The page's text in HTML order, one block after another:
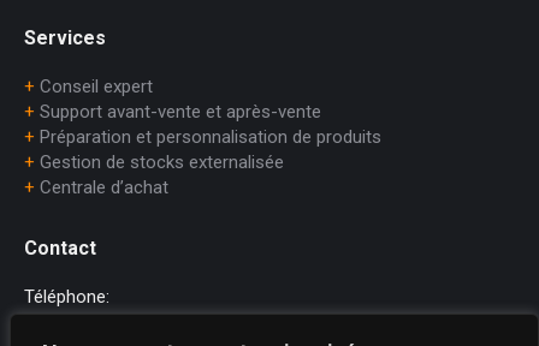
Services
+ Conseil expert
+ Support avant-vente et après-vente
+ Préparation et personnalisation de produits
+ Gestion de stocks externalisée
+ Centrale d’achat
Contact
Téléphone: